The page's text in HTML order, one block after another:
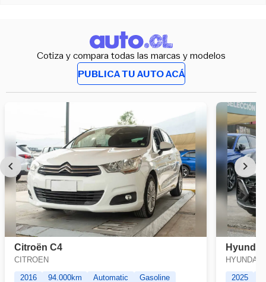
Cotiza y compara todas las marcas y modelos
PUBLICA TU AUTO ACÁ